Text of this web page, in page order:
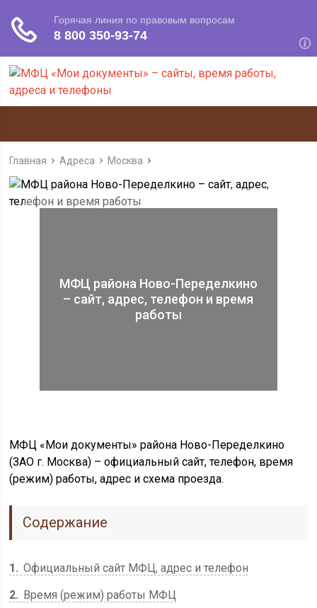
Главная Адреса Москва
МФЦ района Ново-Переделкино
– сайт, адрес, телефон и время
работы
МФЦ «Мои документы» района Ново-Переделкино
(ЗАО г. Москва) – официальный сайт, телефон, время
(режим) работы, адрес и схема проезда.
Содержание
1
Официальный сайт МФЦ, адрес и телефон
2
Время (режим) работы МФЦ